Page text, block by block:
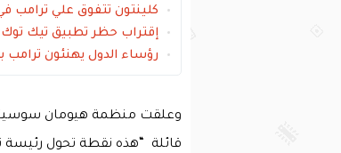
كلينتون تتفوق علي ترامب في
إقتراب حظر تطبيق تيك توك
رؤساء الدول يهنئون ترامب
وعلقت منظمة هيومان سوسيتي
قائلة “هذه نقطة تحول رئيسة